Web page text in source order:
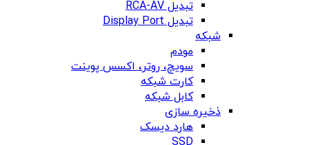
تبدیل RCA-AV
تبدیل Display Port
شبکه
مودم
سویچ، روتر، اکسس پوینت
کارت شبکه
کابل شبکه
ذخیره سازی
هارد دیسک